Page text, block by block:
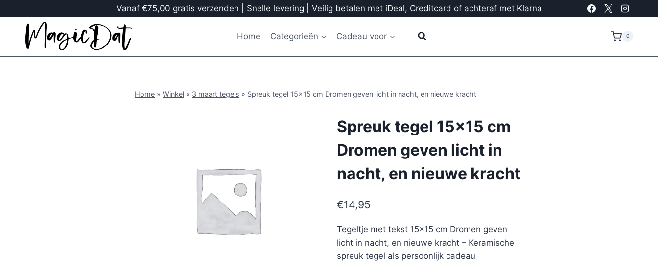
Vanaf €75,00 gratis verzenden | Snelle levering | Veilig betalen met iDeal, Creditcard of achteraf met Klarna
Home Categorieën Cadeau voor 0
Home » Winkel » 3 maart tegels » Spreuk tegel 15×15 cm Dromen geven licht in nacht, en nieuwe kracht
Spreuk tegel 15×15 cm
Dromen geven licht in
nacht, en nieuwe kracht
€14,95
Tegeltje met tekst 15×15 cm Dromen geven
licht in nacht, en nieuwe kracht – Keramische
spreuk tegel als persoonlijk cadeau